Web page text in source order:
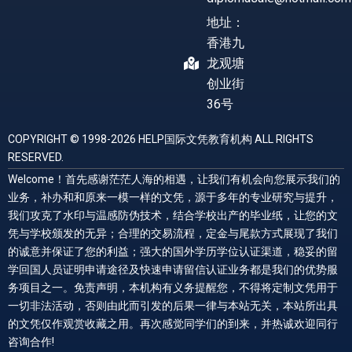
地址：
香港九
龙观塘
创业街
36号
COPYRIGHT © 1998-2026 HELP国际文凭教育机构 ALL RIGHTS
RESERVED.
Welcome！首先感谢茫茫人海的相遇，让我们有机会向您展示我们的
业务，补办和和原来一模一样的文凭，源于多年的专业研究与提升，
我们攻克了水印与温感防伪技术，结合学校出产的毕业纸，让您的文
凭与学校颁发的无异；合理的交易流程，定金与尾款方式展现了我们
的诚意并保证了您的利益；强大的国外学历学位认证渠道，稳妥的留
学回国人员证明申请途径及快速申请留信认证业务都是我们的优势服
务项目之一。免责声明，本机构有义务提醒您，不得将定制文凭用于
一切非法活动，否则由此而引发的后果一律与本站无关，本站所出具
的文凭仅作观赏收藏之用。再次感觉同学们的到来，并热诚欢迎同行
咨询合作!